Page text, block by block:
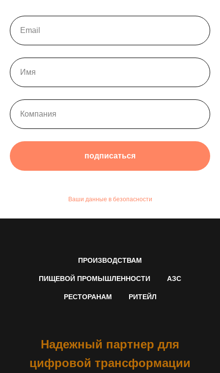
подписаться
Ваши данные в безопасности
ПРОИЗВОДСТВАМ
ПИЩЕВОЙ ПРОМЫШЛЕННОСТИ АЗС
РЕСТОРАНАМ РИТЕЙЛ
Надежный партнер для
цифровой трансформации